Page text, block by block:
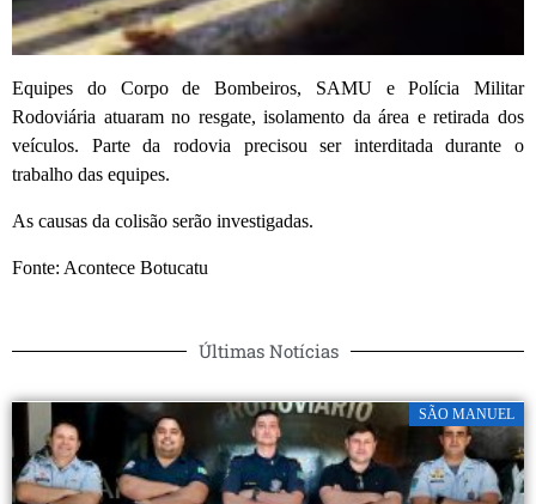
Equipes do Corpo de Bombeiros, SAMU e Polícia Militar
Rodoviária atuaram no resgate, isolamento da área e retirada dos
veículos. Parte da rodovia precisou ser interditada durante o
trabalho das equipes.
As causas da colisão serão investigadas.
Fonte: Acontece Botucatu
Últimas Notícias
SÃO MANUEL